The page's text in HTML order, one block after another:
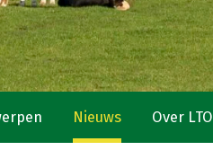
Nieuws Over LTO